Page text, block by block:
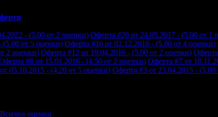
- (5.00 от 2 оценки) Оферта #20 от 24.05.2017 - (5.00 от 1
(5.00 от 5 оценки) Оферта #16 от 02.12.2016 - (5.00 от 4 оценки)
2 оценки) Оферта #12 от 19.04.2016 - (5.00 от 2 оценки)
#8 от 15.01.2016 - (4.50 от 2 оценки) Оферта #7 от
05.10.2015 - (4.20 от 5 оценки) Оферта #3 от 23.04.2015 - (5.00
Всички оценки